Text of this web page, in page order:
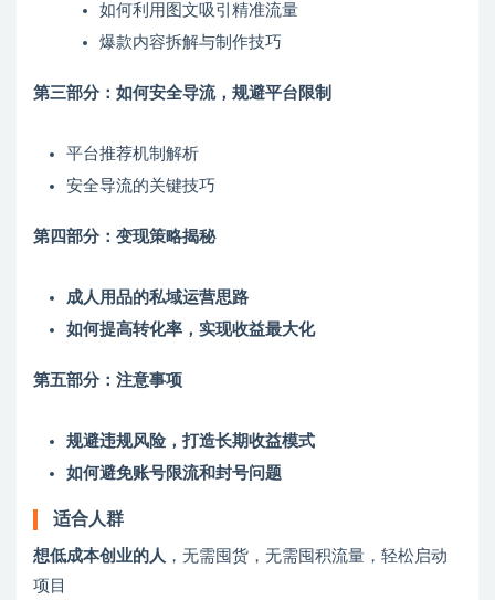
如何利用图文吸引精准流量
爆款内容拆解与制作技巧
第三部分：如何安全导流，规避平台限制
平台推荐机制解析
安全导流的关键技巧
第四部分：变现策略揭秘
成人用品的私域运营思路
如何提高转化率，实现收益最大化
第五部分：注意事项
规避违规风险，打造长期收益模式
如何避免账号限流和封号问题
适合人群
想低成本创业的人 ，无需囤货，无需囤积流量，轻松启动
项目